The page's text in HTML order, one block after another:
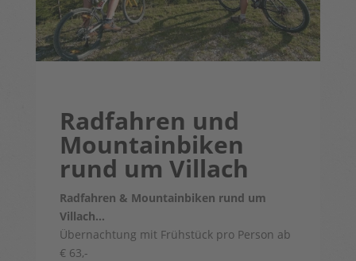
Radfahren und
Mountainbiken
rund um Villach
Radfahren & Mountainbiken rund um
Villach…
Übernachtung mit Frühstück pro Person ab
€ 63,-